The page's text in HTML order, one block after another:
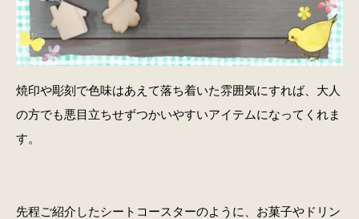
焼印や彫刻で色味はあえて落ち着いた雰囲気にすれば、大人
の方でも悪目立ちせずつかいやすいアイテムになってくれま
す。
先程ご紹介したシートコースターのように、お菓子やドリン